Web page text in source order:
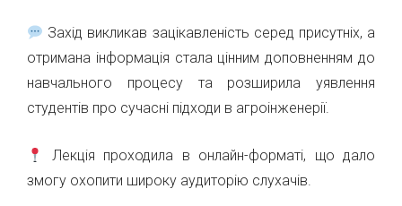
Захід викликав зацікавленість серед присутніх, а
отримана інформація стала цінним доповненням до
навчального процесу та розширила уявлення
студентів про сучасні підходи в агроінженерії.
Лекція проходила в онлайн-форматі, що дало
змогу охопити широку аудиторію слухачів.